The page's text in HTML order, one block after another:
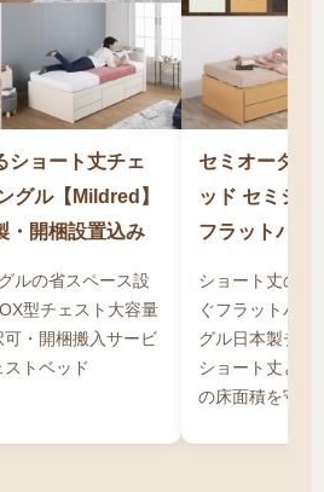
。タンスを別に置く必要が
机や本棚を配置するスペー
れた子供部屋を有効活用で
な方の一人暮らしで、ワン
が欲しい場合にも適してい
すが、収納力と耐久性を考
トパフォーマンスは良好で
のチェストベッドを手に入
。
ショート丈チェ
グル【Mildred】
・開梱設置込み
ルの省スペース設
型チェスト大容量
・開梱搬入サービ
トベッド
セミオーダー
ッド セミシ
フラットパネ
ショート丈の省
ぐフラットパ
グル日本製チェ
ショート丈とセ
の床面積を守る